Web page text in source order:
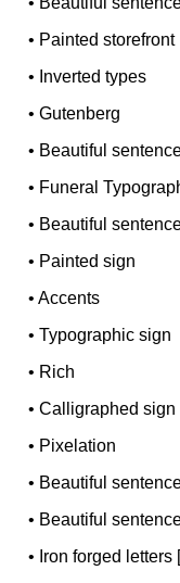
• Painted storefront
• Inverted types
•Gutenberg
• Beautiful
• Funeral
• Beautiful
• Painted sign
•Accents
•Typographic sign
• Rich
•Calligraphed sign
• Pixelation
• Beautiful
• Beautiful
• Iron forged letters